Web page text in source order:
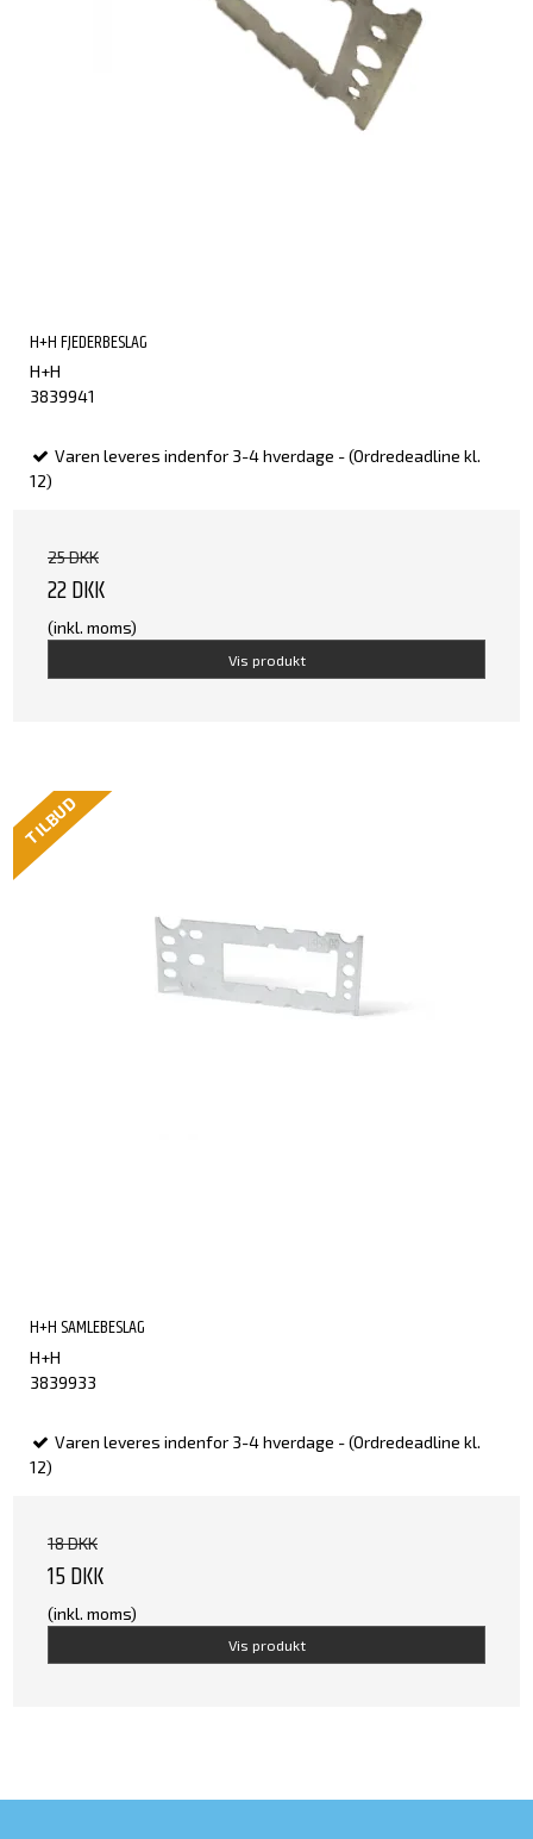
H+H FJEDERBESLAG
H+H
3839941
Varen leveres indenfor 3-4 hverdage - (Ordredeadline kl.
12)
25 DKK
22 DKK
(inkl. moms)
Vis produkt
TILBUD
H+H SAMLEBESLAG
H+H
3839933
Varen leveres indenfor 3-4 hverdage - (Ordredeadline kl.
12)
18 DKK
15 DKK
(inkl. moms)
Vis produkt